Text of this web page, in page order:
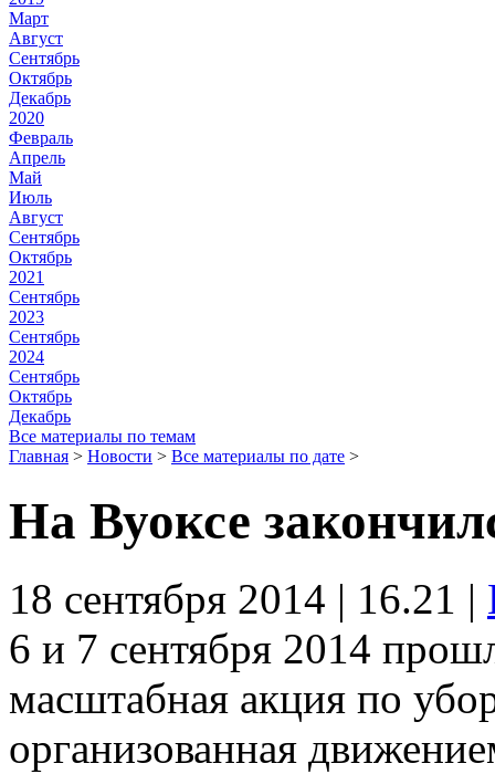
Март
Август
Сентябрь
Октябрь
Декабрь
2020
Февраль
Апрель
Май
Июль
Август
Сентябрь
Октябрь
2021
Сентябрь
2023
Сентябрь
2024
Сентябрь
Октябрь
Декабрь
Все материалы по темам
Главная > Новости > Все материалы по дате >
На Вуоксе
18 сентября 2014 | 16.21 |
6 и 7 сентября 2014
масштабная акция по
организованная